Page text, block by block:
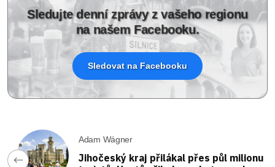
Sledujte denní zprávy z vašeho regionu
na našem Facebooku.
Sledovat na Facebooku
Adam Wágner
Jihočeský kraj přilákal přes půl milionu